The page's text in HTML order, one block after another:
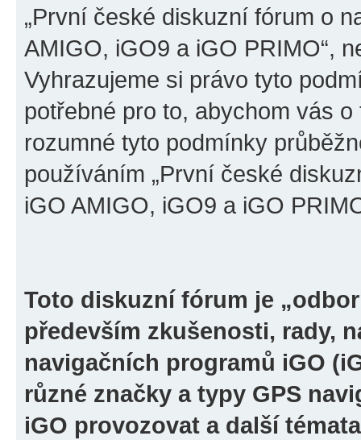
„První české diskuzní fórum o
AMIGO, iGO9 a iGO PRIMO“,
Vyhrazujeme si právo tyto
potřebné pro to, abychom vás
rozumné tyto podmínky
používáním „První české
iGO AMIGO, iGO9 a iGO
Toto diskuzní fórum je
především zkušenosti, rady,
navigačních programů iGO
různé značky a typy GPS
iGO provozovat a další